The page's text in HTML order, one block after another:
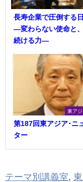
長寿企業で圧倒する
―変わらない使命と
続ける力―
東アジ
第187回東アジア･ニ
ター
テーマ別講義室